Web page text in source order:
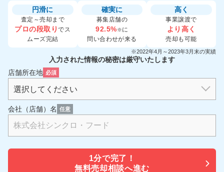
円滑に
査定～売却まで
プロの段取りでス
ムーズ完結
確実に
募集店舗の
92.5%※に
問い合わせが来る
高く
事業譲渡で
より高く
売却も可能
※2022年4月～2023年3月末の実績
入力された情報の秘密は厳守いたします
店舗所在地 必須
会社（店舗）名 任意
1分で完了！
無料売却相談へ進む